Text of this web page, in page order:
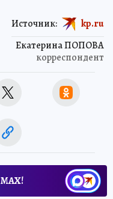
Екатерина ПОПОВА
корреспондент
Источник: kp.ru